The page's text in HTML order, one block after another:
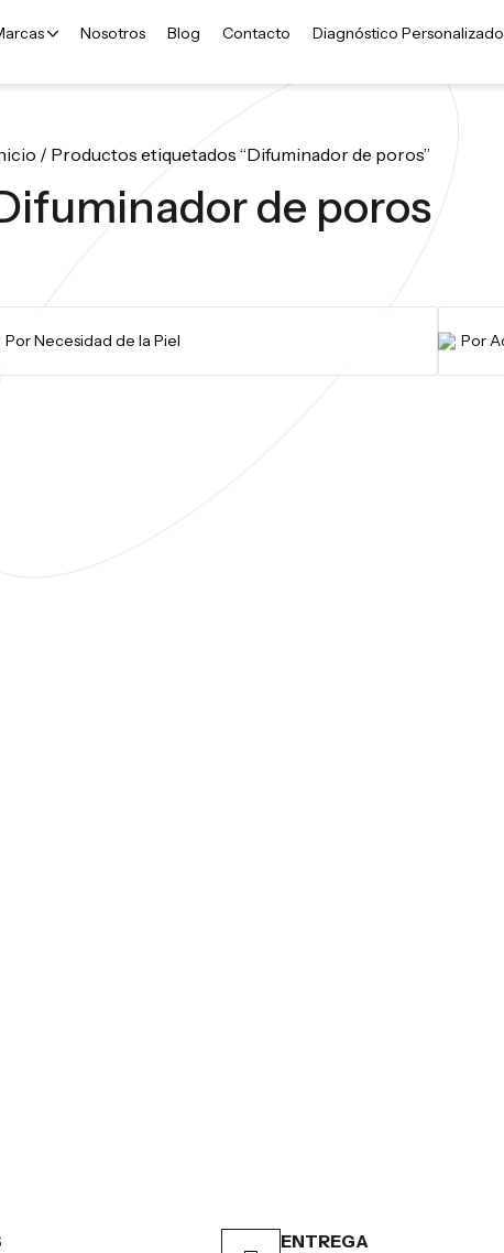
Nosotros Blog Contacto Diagnóstico Personalizado
/ Productos etiquetados “Difuminador de poros​”
de poros​
ENTREGA